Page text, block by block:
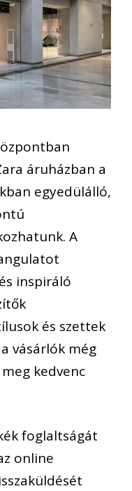
áruházban a
egyedülálló,
A
inspiráló
és szettek
vásárlók még
kedvenc
foglaltságát
online